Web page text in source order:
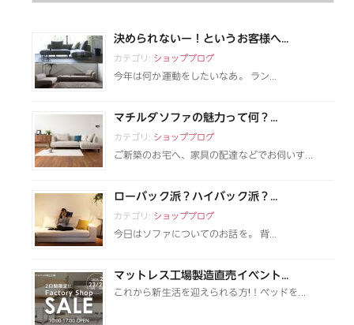
決められないー！というお客様へ...
カテゴリ: ショップブログ
今年は何か運動をしたいなあ。 ラン...
マチルダソファの魅力って何？...
カテゴリ: ショップブログ
ご新築のお宅へ、家具の配達などでお伺いす...
ローバック派？ハイバック派？...
カテゴリ: ショップブログ
今日はソファについてのお話を。 背...
マットレス工場製造直売イベント...
これから新生活を迎えられる方!！ベッドを...